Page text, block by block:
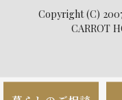
Copyright (C)
CARROT